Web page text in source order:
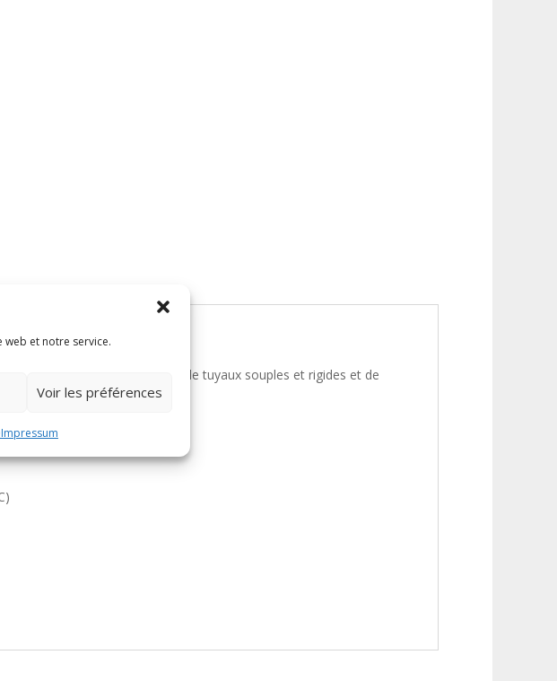
et notre service.
Voir les préférences
Impressum
pour l’étanchéité de tuyaux souples et rigides et de